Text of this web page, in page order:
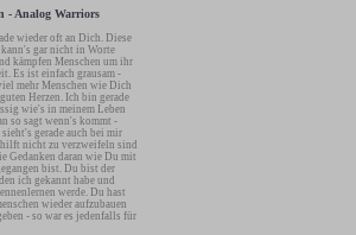
- Analog Warriors
wieder oft an Dich. Diese
gar nicht in Worte
kämpfen Menschen um ihr
Es ist einfach grausam -
mehr Menschen wie Dich
Herzen. Ich bin gerade
wie's in meinem Leben
so sagt wenn's kommt -
gerade auch bei mir
hilft nicht zu verzweifeln sind
Gedanken daran wie Du mit
bist. Du bist der
ich gekannt habe und
werde. Du hast
wieder aufzubauen
- so war es jedenfalls für